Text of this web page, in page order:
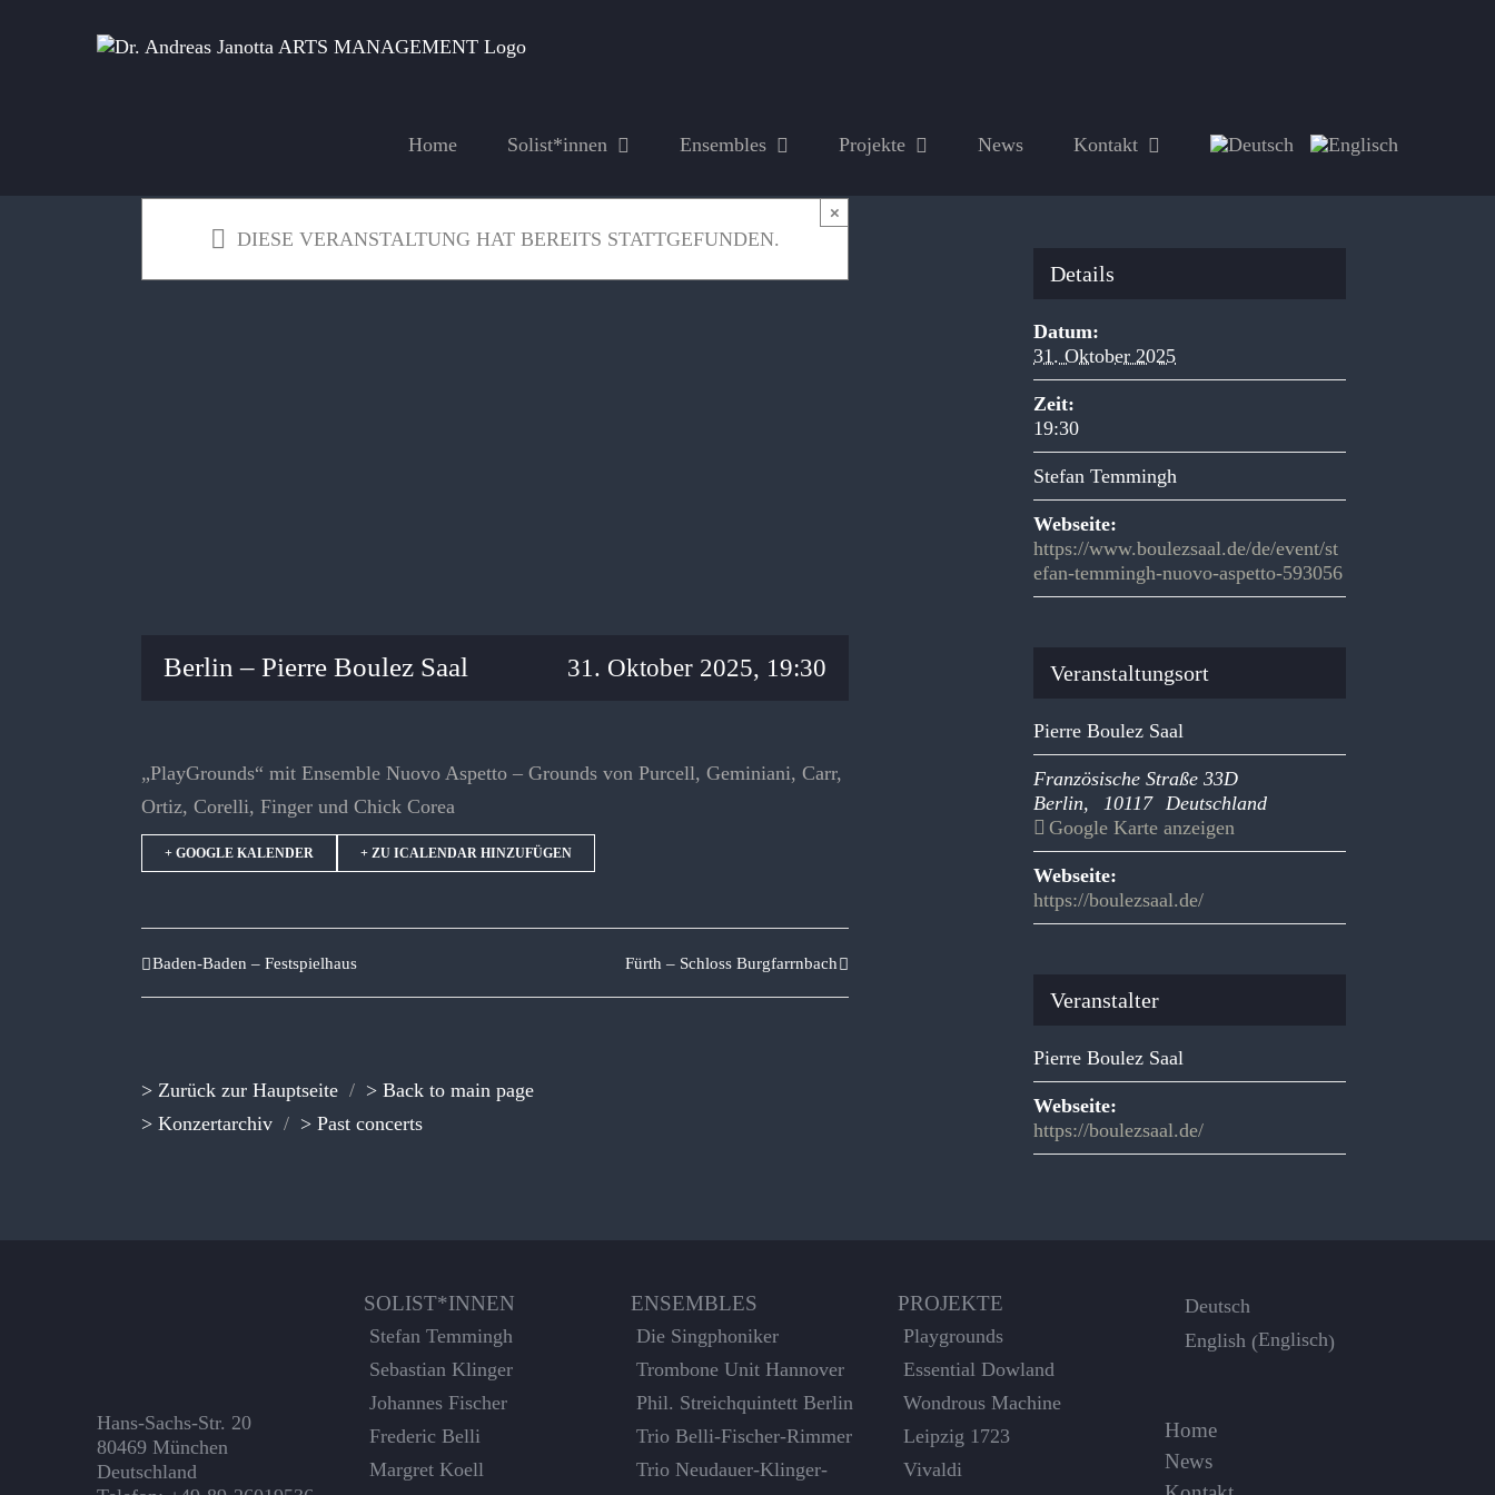
Home Solist*innen Ensembles Projekte News Kontakt
DIESE VERANSTALTUNG HAT BEREITS STATTGEFUNDEN.
×
Berlin – Pierre Boulez Saal 31. Oktober 2025, 19:30
„PlayGrounds“ mit Ensemble Nuovo Aspetto – Grounds von Purcell, Geminiani, Carr,
Ortiz, Corelli, Finger und Chick Corea
+ GOOGLE KALENDER + ZU ICALENDAR HINZUFÜGEN
Baden-Baden – Festspielhaus Fürth – Schloss Burgfarrnbach
> Zurück zur Hauptseite / > Back to main page
> Konzertarchiv / > Past concerts
Details
Datum:
31. Oktober 2025
Zeit:
19:30
Stefan Temmingh
Webseite:
https://www.boulezsaal.de/de/event/st
efan-temmingh-nuovo-aspetto-593056
Veranstaltungsort
Pierre Boulez Saal
Französische Straße 33D
Berlin, 10117
Deutschland
Google Karte anzeigen
Webseite:
https://boulezsaal.de/
Veranstalter
Pierre Boulez Saal
Webseite:
https://boulezsaal.de/
Hans-Sachs-Str. 20
80469 München
Deutschland
SOLIST*INNEN
Stefan Temmingh
Sebastian Klinger
Johannes Fischer
Frederic Belli
Margret Koell
ENSEMBLES
Die Singphoniker
Trombone Unit Hannover
Phil. Streichquintett Berlin
Trio Belli-Fischer-Rimmer
Trio Neudauer-Klinger-
PROJEKTE
Playgrounds
Essential Dowland
Wondrous Machine
Leipzig 1723
Vivaldi
Deutsch
English (Englisch)
Home
News